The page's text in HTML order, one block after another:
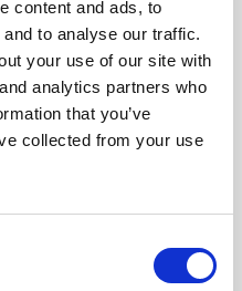
content and ads, to
to analyse our traffic.
your use of our site with
analytics partners who
that you’ve
collected from your use
FlexxDesktop, recognized in
in 2023. Use your